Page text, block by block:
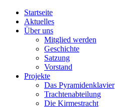
Startseite
Aktuelles
Über uns
Mitglied werden
Geschichte
Satzung
Vorstand
Projekte
Das Pyramidenklavier
Trachtenabteilung
Die Kirmestracht